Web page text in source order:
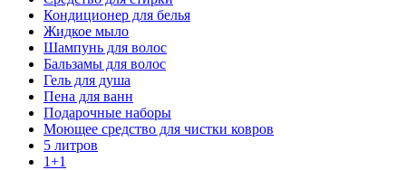
Кондиционер для белья
Жидкое мыло
Шампунь для волос
Бальзамы для волос
Гель для душа
Пена для ванн
Подарочные наборы
Моющее средство для чистки ковров
5 литров
1+1